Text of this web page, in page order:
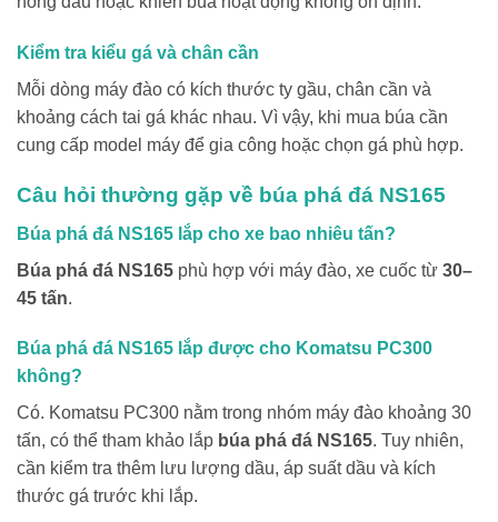
Kiểm tra kiểu gá và chân cần
Mỗi dòng máy đào có kích thước ty gầu, chân cần và
khoảng cách tai gá khác nhau. Vì vậy, khi mua búa cần
cung cấp model máy để gia công hoặc chọn gá phù hợp.
Câu hỏi thường gặp về búa phá đá NS165
Búa phá đá NS165 lắp cho xe bao nhiêu tấn?
Búa phá đá NS165 phù hợp với máy đào, xe cuốc từ 30–
45 tấn.
Búa phá đá NS165 lắp được cho Komatsu PC300
không?
Có. Komatsu PC300 nằm trong nhóm máy đào khoảng 30
tấn, có thể tham khảo lắp búa phá đá NS165. Tuy nhiên,
cần kiểm tra thêm lưu lượng dầu, áp suất dầu và kích
thước gá trước khi lắp.